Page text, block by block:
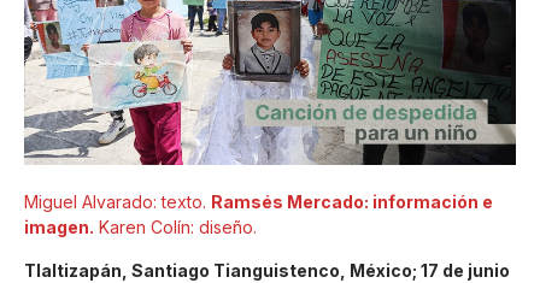
Miguel Alvarado: texto. Ramsés Mercado: información e
imagen. Karen Colín: diseño.
Tlaltizapán, Santiago Tianguistenco, México; 17 de junio